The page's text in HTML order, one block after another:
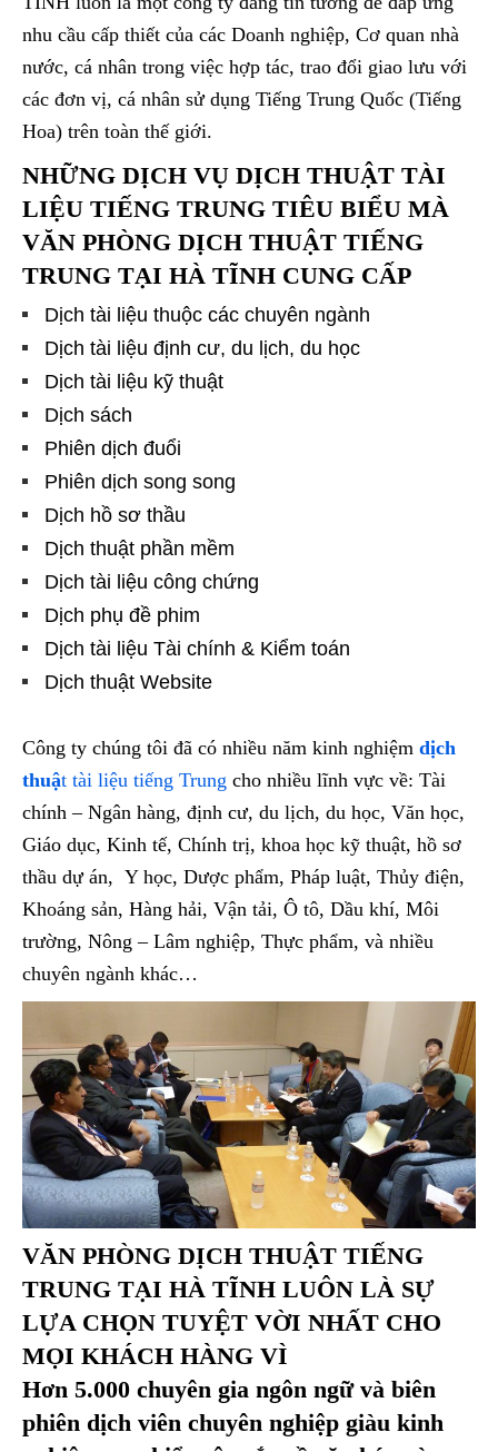
nhu cầu cấp thiết của các Doanh nghiệp, Cơ quan nhà
nước, cá nhân trong việc hợp tác, trao đổi giao lưu với
các đơn vị, cá nhân sử dụng Tiếng Trung Quốc (Tiếng
Hoa) trên toàn thế giới.
NHỮNG DỊCH VỤ DỊCH THUẬT TÀI
LIỆU TIẾNG TRUNG TIÊU BIỂU MÀ
VĂN PHÒNG DỊCH THUẬT TIẾNG
TRUNG TẠI HÀ TĨNH CUNG CẤP
Dịch tài liệu thuộc các chuyên ngành
Dịch tài liệu định cư, du lịch, du học
Dịch tài liệu kỹ thuật
Dịch sách
Phiên dịch đuổi
Phiên dịch song song
Dịch hồ sơ thầu
Dịch thuật phần mềm
Dịch tài liệu công chứng
Dịch phụ đề phim
Dịch tài liệu Tài chính & Kiểm toán
Dịch thuật Website
Công ty chúng tôi đã có nhiều năm kinh nghiệm dịch
thuật tài liệu tiếng Trung cho nhiều lĩnh vực về: Tài
chính – Ngân hàng, định cư, du lịch, du học, Văn học,
Giáo dục, Kinh tế, Chính trị, khoa học kỹ thuật, hồ sơ
thầu dự án, Y học, Dược phẩm, Pháp luật, Thủy điện,
Khoáng sản, Hàng hải, Vận tải, Ô tô, Dầu khí, Môi
trường, Nông – Lâm nghiệp, Thực phẩm, và nhiều
chuyên ngành khác…
VĂN PHÒNG DỊCH THUẬT TIẾNG
TRUNG TẠI HÀ TĨNH LUÔN LÀ SỰ
LỰA CHỌN TUYỆT VỜI NHẤT CHO
MỌI KHÁCH HÀNG VÌ
Hơn 5.000 chuyên gia ngôn ngữ và biên
phiên dịch viên chuyên nghiệp giàu kinh